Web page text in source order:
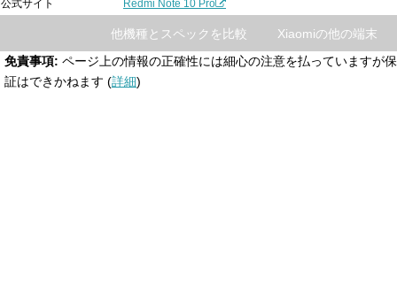
公式サイト Redmi Note 10 Pro
Xiaomiの他の端末
他機種とスペックを比較
免責事項: ページ上の情報の正確性には細心の注意を払っていますが保
証はできかねます (詳細)